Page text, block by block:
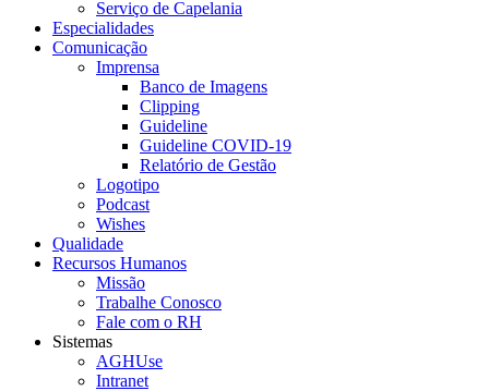
Serviço de Capelania
Especialidades
Comunicação
Imprensa
Banco de Imagens
Clipping
Guideline
Guideline COVID-19
Relatório de Gestão
Logotipo
Podcast
Wishes
Qualidade
Recursos Humanos
Missão
Trabalhe Conosco
Fale com o RH
Sistemas
AGHUse
Intranet